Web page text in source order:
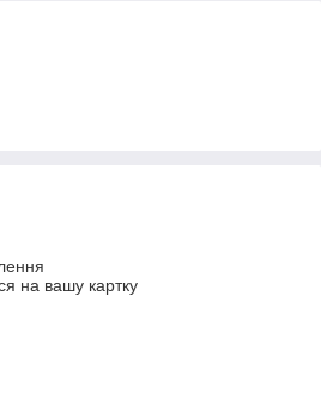
на вашу картку